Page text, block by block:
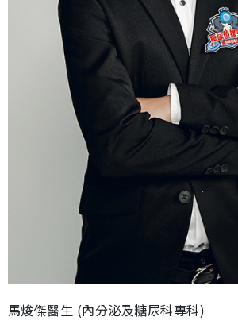
馬焌傑醫生 (內分泌及糖尿科專科)